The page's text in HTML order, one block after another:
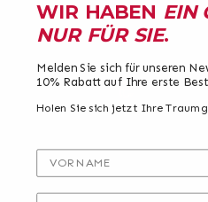
WIR HABEN EIN
NUR FÜR SIE.
Melden Sie sich für unseren
10% Rabatt auf Ihre erste
Holen Sie sich jetzt Ihre
VORNAME